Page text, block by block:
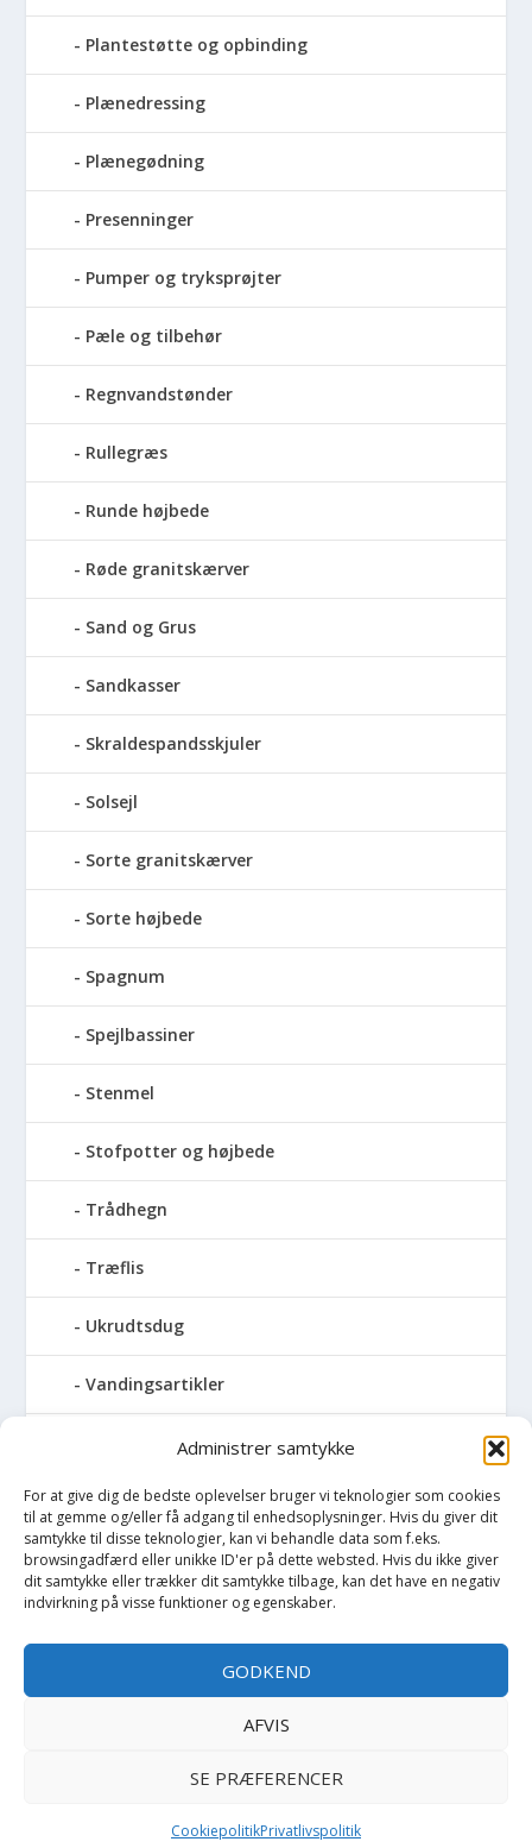
Administrer samtykke
For at give dig de bedste oplevelser bruger vi teknologier som cookies
til at gemme og/eller få adgang til enhedsoplysninger. Hvis du giver dit
samtykke til disse teknologier, kan vi behandle data som f.eks.
browsingadfærd eller unikke ID'er på dette websted. Hvis du ikke giver
dit samtykke eller trækker dit samtykke tilbage, kan det have en negativ
indvirkning på visse funktioner og egenskaber.
GODKEND
AFVIS
SE PRÆFERENCER
CookiepolitikPrivatlivspolitik
Plantestøtte og opbinding
Plænedressing
Plænegødning
Presenninger
Pumper og tryksprøjter
Pæle og tilbehør
Regnvandstønder
Rullegræs
Runde højbede
Røde granitskærver
Sand og Grus
Sandkasser
Skraldespandsskjuler
Solsejl
Sorte granitskærver
Sorte højbede
Spagnum
Spejlbassiner
Stenmel
Stofpotter og højbede
Trådhegn
Træflis
Ukrudtsdug
Vandingsartikler
Vandslanger
Vildthegn
vækstdug
Maling
Copyright BilligtByg.dk -Cookie politik-Privatlivspolitik